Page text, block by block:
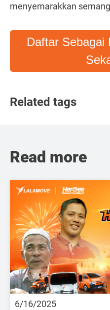
menyemarakkan
Daftar Sebagai
Related tags
Read more
6/16/2025